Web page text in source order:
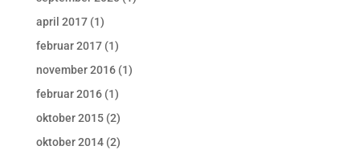
april 2017(1)
februar 2017(1)
november 2016(1)
februar 2016(1)
oktober 2015(2)
oktober 2014(2)